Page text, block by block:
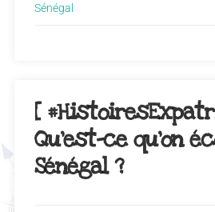
Sénégal
[
Qu’est-ce qu’on
Sénégal ?